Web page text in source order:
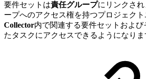
要件セットは責任グループにリンクさ
ープへのアクセス権を持つプロジェクト
Collector内で関連する要件セットおよ
たタスクにアクセスできるようになりま